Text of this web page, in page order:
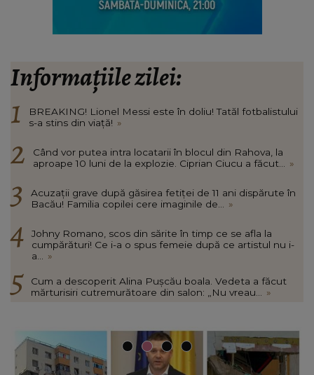
Informațiile zilei:
BREAKING! Lionel Messi este în doliu! Tatăl fotbalistului
s-a stins din viață! »
Când vor putea intra locatarii în blocul din Rahova, la
aproape 10 luni de la explozie. Ciprian Ciucu a făcut...
»
Acuzații grave după găsirea fetiței de 11 ani dispărute în
Bacău! Familia copilei cere imaginile de...
»
Johny Romano, scos din sărite în timp ce se afla la
cumpărături! Ce i-a o spus femeie după ce artistul nu i-
a...
»
Cum a descoperit Alina Pușcău boala. Vedeta a făcut
mărturisiri cutremurătoare din salon: „Nu vreau...
»